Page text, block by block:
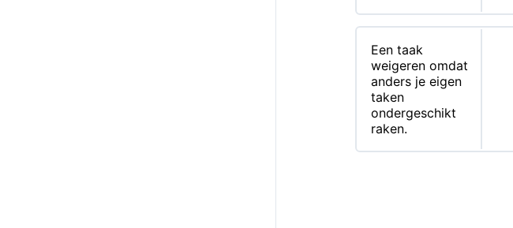
Een taak
weigeren omdat
anders je eigen
taken
ondergeschikt
raken.